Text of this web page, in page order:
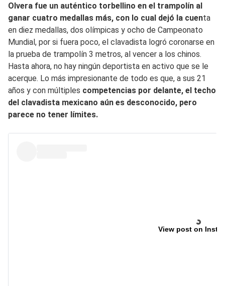
Olvera fue un auténtico torbellino en el trampolín al
ganar cuatro medallas más, con lo cual dejó la cuenta
en diez medallas, dos olímpicas y ocho de Campeonato
Mundial, por si fuera poco, el clavadista logró coronarse en
la prueba de trampolín 3 metros, al vencer a los chinos.
Hasta ahora, no hay ningún deportista en activo que se le
acerque. Lo más impresionante de todo es que, a sus 21
años y con múltiples competencias por delante, el techo
del clavadista mexicano aún es desconocido, pero
parece no tener límites.
View post on